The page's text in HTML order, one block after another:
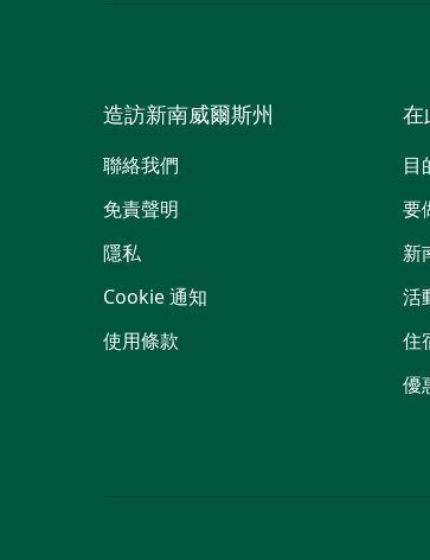
造訪新南威爾斯州
聯絡我們
免責聲明
隱私
Cookie 通知
使用條款
在
目
要
新
活
住
優